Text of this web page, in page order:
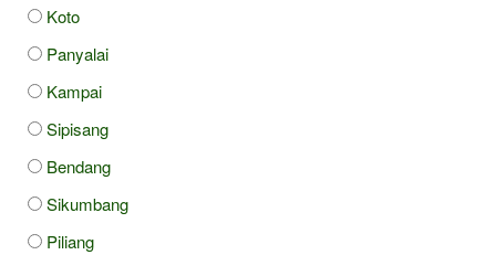
Koto
Panyalai
Kampai
Sipisang
Bendang
Sikumbang
Piliang